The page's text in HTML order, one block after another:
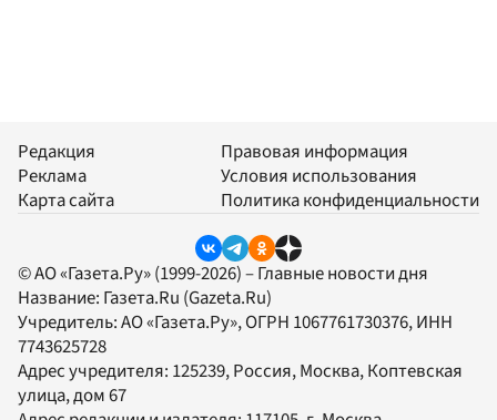
Редакция
Реклама
Карта сайта
Правовая информация
Условия использования
Политика конфиденциальности
© АО «Газета.Ру» (1999-2026) – Главные новости дня
Название: Газета.Ru (Gazeta.Ru)
Учредитель:АО «Газета.Ру», ОГРН 1067761730376, ИНН
7743625728
Адрес учредителя: 125239, Россия, Москва, Коптевская
улица, дом 67